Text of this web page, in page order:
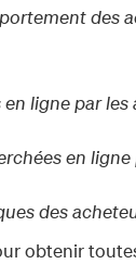
des
ligne par
en
des
obtenir